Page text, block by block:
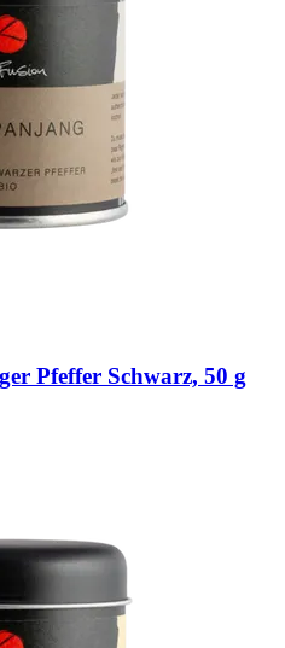
Pfeffer Schwarz, 50 g